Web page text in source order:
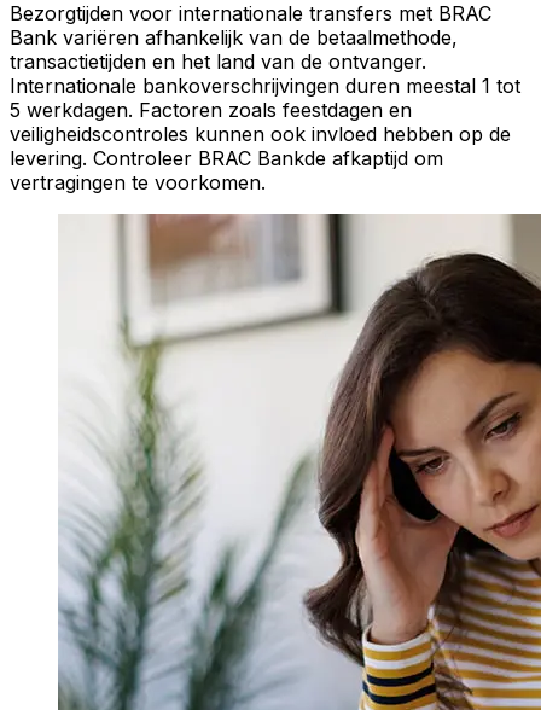
Bezorgtijden voor internationale transfers met BRAC
Bank variëren afhankelijk van de betaalmethode,
transactietijden en het land van de ontvanger.
Internationale bankoverschrijvingen duren meestal 1 tot
5 werkdagen. Factoren zoals feestdagen en
veiligheidscontroles kunnen ook invloed hebben op de
levering. Controleer BRAC Bankde afkaptijd om
vertragingen te voorkomen.